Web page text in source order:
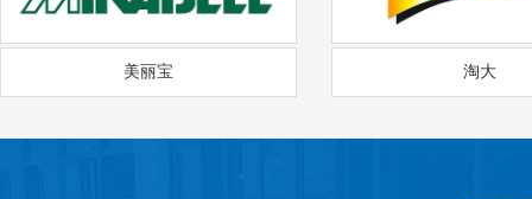
美丽宝 淘大